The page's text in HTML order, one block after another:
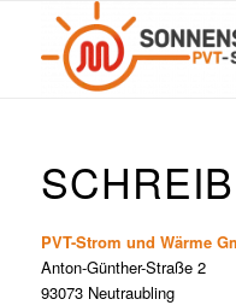
PVT-Strom und Wärme
Anton-Günther-Straße 2
93073 Neutraubling